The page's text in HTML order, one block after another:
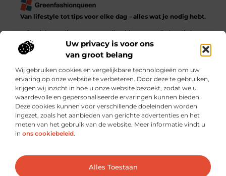
Uw privacy is voor ons
van groot belang
Wij gebruiken cookies en vergelijkbare technologieën om uw
ervaring op onze website te verbeteren. Door deze te gebruiken,
krijgen wij inzicht in hoe u onze website bezoekt, zodat we u
waardevolle en gepersonaliseerde ervaringen kunnen bieden.
Deze cookies kunnen voor verschillende doeleinden worden
ingezet, zoals het aanbieden van gerichte advertenties en het
meten van het gebruik van de website. Meer informatie vindt u
in ons cookiebeleid.
Alles Toestaan Ga Naar
Van lifestyle tot tips voor elke dag – alles wat je nodig hebt.
Ontdek een diverse verzameling blogs en artikelen die het
dagelijks leven in al zijn facetten verkennen, van praktische
adviezen tot inspirerende verhalen.
Bericht categorie
Onze informatie
Cookiebeleid (EU)